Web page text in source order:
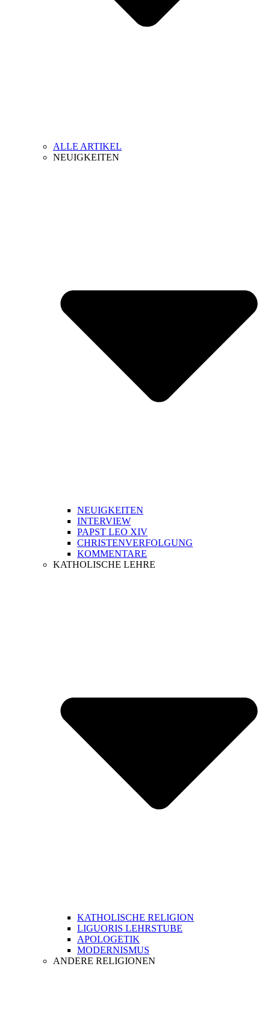
ALLE ARTIKEL
NEUIGKEITEN
NEUIGKEITEN
INTERVIEW
PAPST LEO XIV
CHRISTENVERFOLGUNG
KOMMENTARE
KATHOLISCHE LEHRE
KATHOLISCHE RELIGION
LIGUORIS LEHRSTUBE
APOLOGETIK
MODERNISMUS
ANDERE RELIGIONEN